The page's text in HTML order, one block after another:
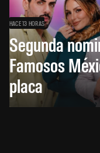
HACE 13 HORAS
Segunda
Famosos
placa